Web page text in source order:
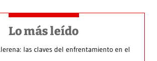
Lo más leído
las claves del enfrentamiento en el